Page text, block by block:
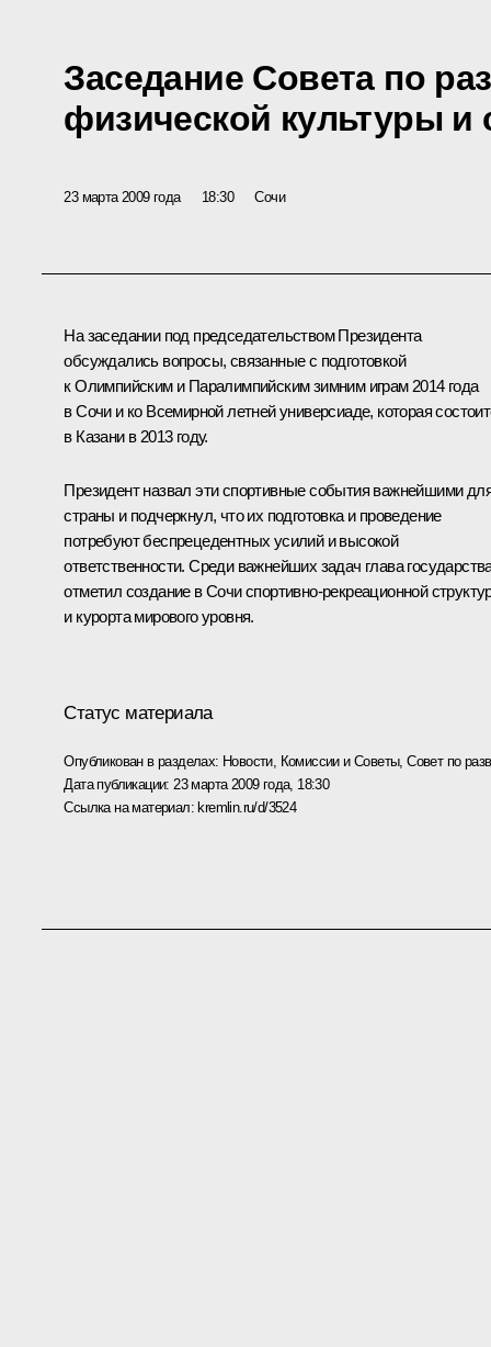
Заседание Совета по
физической культуры и
23 марта 2009 года 18:30 Сочи
На заседании под председательством Президента
обсуждались вопросы, связанные с подготовкой
к Олимпийским и Паралимпийским зимним играм 2014 года
в Сочи и ко Всемирной летней универсиаде, которая
в Казани в 2013 году.
Президент назвал эти спортивные события важнейшими
страны и подчеркнул, что их подготовка и проведение
потребуют беспрецедентных усилий и высокой
ответственности. Среди важнейших задач глава
отметил создание в Сочи спортивно-рекреационной
и курорта мирового уровня.
Статус материала
Опубликован в разделах: Новости, Комиссии и Советы,Совет по
Дата публикации: 23 марта 2009 года, 18:30
Ссылка на материал:kremlin.ru/d/3524